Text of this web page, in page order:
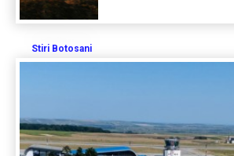
Stiri Botosani